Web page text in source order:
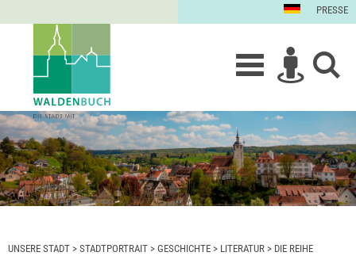
PRESSE
UNSERE STADT > STADTPORTRAIT > GESCHICHTE > LITERATUR > DIE REIHE